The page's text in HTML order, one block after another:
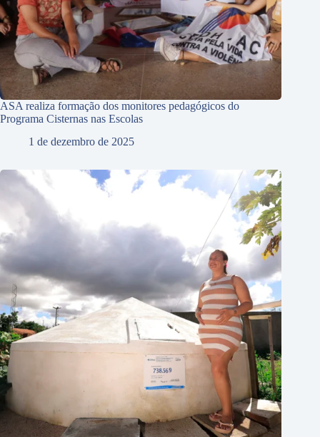
ASA realiza formação dos monitores pedagógicos do
Programa Cisternas nas Escolas
1 de dezembro de 2025